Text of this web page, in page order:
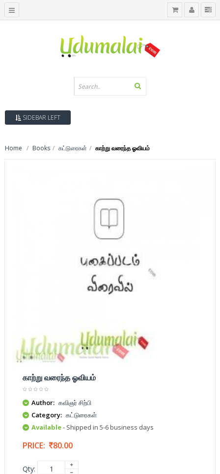
SIDEBAR LEFT
Home Books கட்டுரைகள் காற்று வரைந்த ஓவியம்
காற்று வரைந்த ஓவியம்
Author: கவிஞர் சிற்பி
Category: கட்டுரைகள்
Available- Shipped in 5-6 business days
PRICE: 80.00
Qty: